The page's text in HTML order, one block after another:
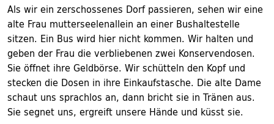
Als wir ein zerschossenes Dorf passieren, sehen wir eine
alte Frau mutterseelenallein an einer Bushaltestelle
sitzen. Ein Bus wird hier nicht kommen. Wir halten und
geben der Frau die verbliebenen zwei Konservendosen.
Sie öffnet ihre Geldbörse. Wir schütteln den Kopf und
stecken die Dosen in ihre Einkaufstasche. Die alte Dame
schaut uns sprachlos an, dann bricht sie in Tränen aus.
Sie segnet uns, ergreift unsere Hände und küsst sie.